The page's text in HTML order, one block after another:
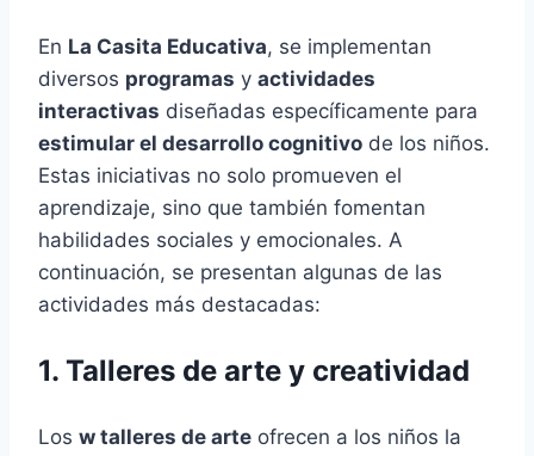
En La Casita Educativa, se implementan
diversos programas y actividades
interactivas diseñadas específicamente para
estimular el desarrollo cognitivo de los niños.
Estas iniciativas no solo promueven el
aprendizaje, sino que también fomentan
habilidades sociales y emocionales. A
continuación, se presentan algunas de las
actividades más destacadas:
1. Talleres de arte y creatividad
Los w talleres de arte ofrecen a los niños la